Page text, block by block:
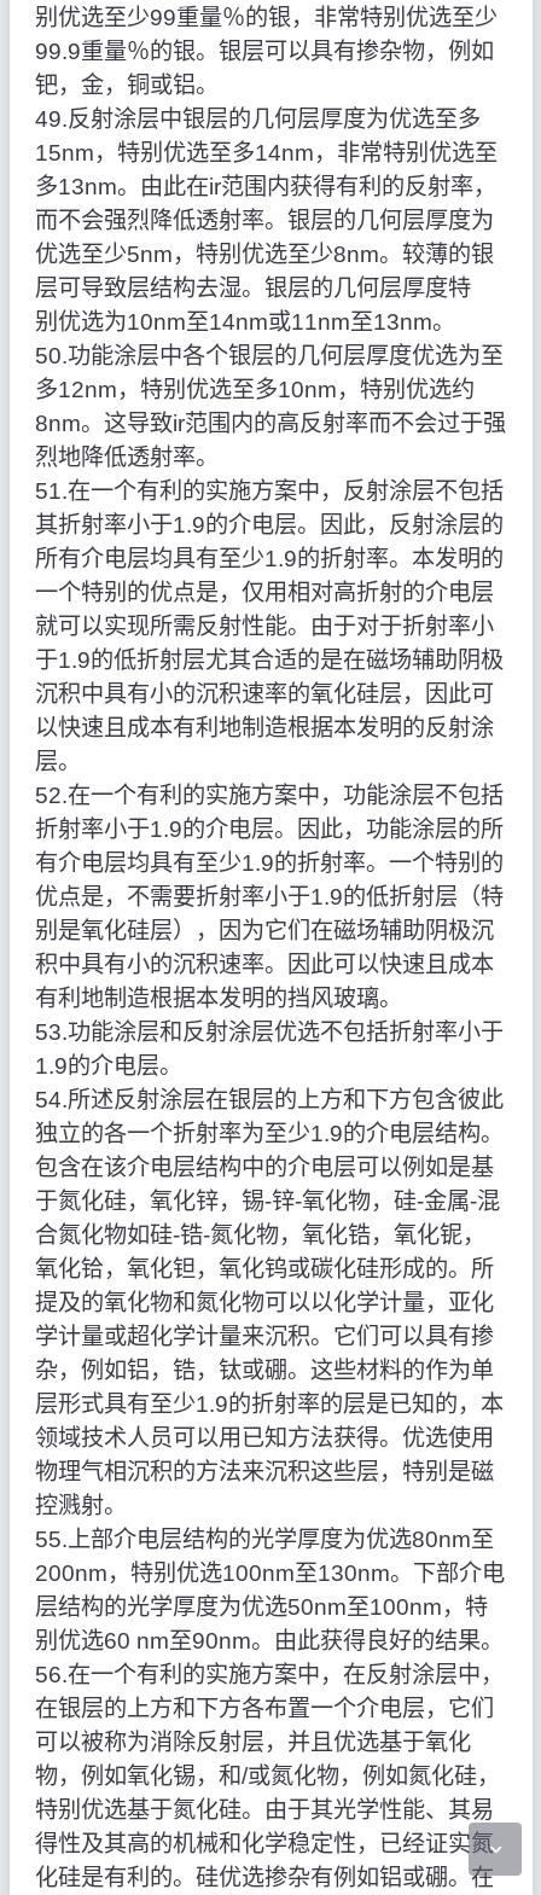
别优选至少99重量％的银，非常特别优选至少
99.9重量％的银。银层可以具有掺杂物，例如
钯，金，铜或铝。
49.反射涂层中银层的几何层厚度为优选至多
15nm，特别优选至多14nm，非常特别优选至
多13nm。由此在ir范围内获得有利的反射率，
而不会强烈降低透射率。银层的几何层厚度为
优选至少5nm，特别优选至少8nm。较薄的银
层可导致层结构去湿。银层的几何层厚度特
别优选为10nm至14nm或11nm至13nm。
50.功能涂层中各个银层的几何层厚度优选为至
多12nm，特别优选至多10nm，特别优选约
8nm。这导致ir范围内的高反射率而不会过于强
烈地降低透射率。
51.在一个有利的实施方案中，反射涂层不包括
其折射率小于1.9的介电层。因此，反射涂层的
所有介电层均具有至少1.9的折射率。本发明的
一个特别的优点是，仅用相对高折射的介电层
就可以实现所需反射性能。由于对于折射率小
于1.9的低折射层尤其合适的是在磁场辅助阴极
沉积中具有小的沉积速率的氧化硅层，因此可
以快速且成本有利地制造根据本发明的反射涂
层。
52.在一个有利的实施方案中，功能涂层不包括
折射率小于1.9的介电层。因此，功能涂层的所
有介电层均具有至少1.9的折射率。一个特别的
优点是，不需要折射率小于1.9的低折射层（特
别是氧化硅层），因为它们在磁场辅助阴极沉
积中具有小的沉积速率。因此可以快速且成本
有利地制造根据本发明的挡风玻璃。
53.功能涂层和反射涂层优选不包括折射率小于
1.9的介电层。
54.所述反射涂层在银层的上方和下方包含彼此
独立的各一个折射率为至少1.9的介电层结构。
包含在该介电层结构中的介电层可以例如是基
于氮化硅，氧化锌，锡-锌-氧化物，硅-金属-混
合氮化物如硅-锆-氮化物，氧化锆，氧化铌，
氧化铪，氧化钽，氧化钨或碳化硅形成的。所
提及的氧化物和氮化物可以以化学计量，亚化
学计量或超化学计量来沉积。它们可以具有掺
杂，例如铝，锆，钛或硼。这些材料的作为单
层形式具有至少1.9的折射率的层是已知的，本
领域技术人员可以用已知方法获得。优选使用
物理气相沉积的方法来沉积这些层，特别是磁
控溅射。
55.上部介电层结构的光学厚度为优选80nm至
200nm，特别优选100nm至130nm。下部介电
层结构的光学厚度为优选50nm至100nm，特
别优选60 nm至90nm。由此获得良好的结果。
56.在一个有利的实施方案中，在反射涂层中，
在银层的上方和下方各布置一个介电层，它们
可以被称为消除反射层，并且优选基于氧化
物，例如氧化锡，和/或氮化物，例如氮化硅，
特别优选基于氮化硅。由于其光学性能、其易
得性及其高的机械和化学稳定性，已经证实氮
化硅是有利的。硅优选掺杂有例如铝或硼。在